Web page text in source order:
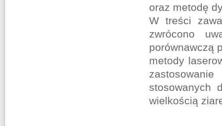
oraz metodę
W treści
zwrócono
porównawczą
metody
stosowanych
wielkością